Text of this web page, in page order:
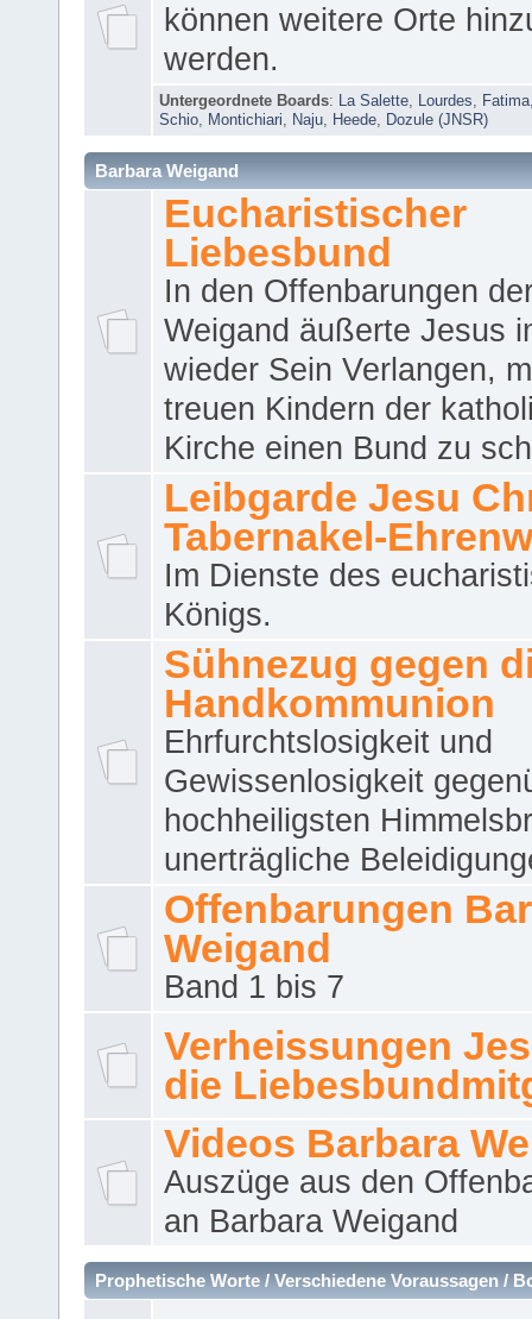
können weitere Orte
werden.
Untergeordnete Boards: La Salette Lourdes Fatima
Schio
Montichiari Naju Heede Dozule (JNSR)
Barbara Weigand
Eucharistischer
Liebesbund
In den Offenbarungen
Weigand äußerte Jesus
wieder Sein Verlangen,
treuen Kindern der
Kirche einen Bund zu
Leibgarde Jesu
Tabernakel-
Im Dienste des
Königs.
Sühnezug gegen
Handkommunion
Ehrfurchtslosigkeit und
Gewissenlosigkeit
hochheiligsten
unerträgliche
Offenbarungen
Weigand
Band 1 bis 7
Verheissungen
die
Videos Barbara
Auszüge aus den
an Barbara Weigand
Prophetische Worte / Verschiedene Voraussagen /